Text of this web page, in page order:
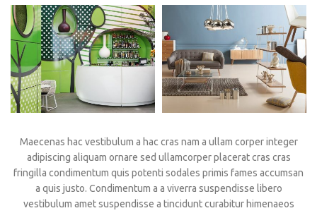
Maecenas hac vestibulum a hac cras nam a ullam corper integer
adipiscing aliquam ornare sed ullamcorper placerat cras cras
fringilla condimentum quis potenti sodales primis fames accumsan
a quis justo. Condimentum a a viverra suspendisse libero
vestibulum amet suspendisse a tincidunt curabitur himenaeos